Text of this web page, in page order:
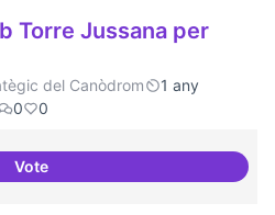
Torre Jussana per
del Canòdrom
1 any
0 0
VoteCol·laboració amb Torre